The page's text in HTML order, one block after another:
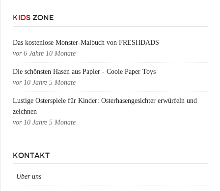
KIDS ZONE
Das kostenlose Monster-Malbuch von FRESHDADS
vor 6 Jahre 10 Monate
Die schönsten Hasen aus Papier - Coole Paper Toys
vor 10 Jahre 5 Monate
Lustige Osterspiele für Kinder: Osterhasengesichter erwürfeln und
zeichnen
vor 10 Jahre 5 Monate
KONTAKT
Über uns